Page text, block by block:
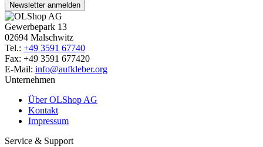
Newsletter anmelden
Gewerbepark 13
02694 Malschwitz
Tel.: +49 3591 67740
Fax: +49 3591 677420
E-Mail: info@aufkleber.org
Unternehmen
Über OLShop AG
Kontakt
Impressum
Service & Support